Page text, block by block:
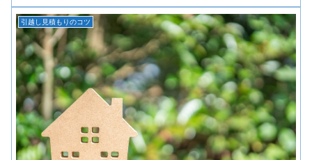
引越し見積もりのコツ